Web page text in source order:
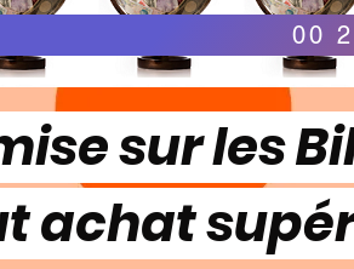
00
sur les
achat